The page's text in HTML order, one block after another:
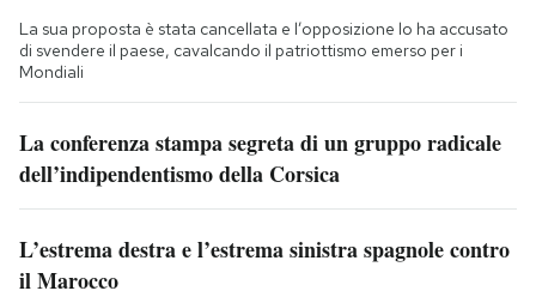
La sua proposta è stata cancellata e l’opposizione lo ha accusato
di svendere il paese, cavalcando il patriottismo emerso per i
Mondiali
La conferenza stampa segreta di un gruppo radicale
dell’indipendentismo della Corsica
L’estrema destra e l’estrema sinistra spagnole contro
il Marocco